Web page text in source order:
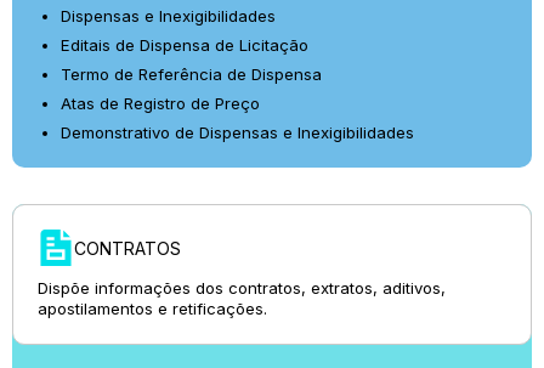
Dispensas e Inexigibilidades
Editais de Dispensa de Licitação
Termo de Referência de Dispensa
Atas de Registro de Preço
Demonstrativo de Dispensas e Inexigibilidades
CONTRATOS
Dispõe informações dos contratos, extratos, aditivos,
apostilamentos e retificações.